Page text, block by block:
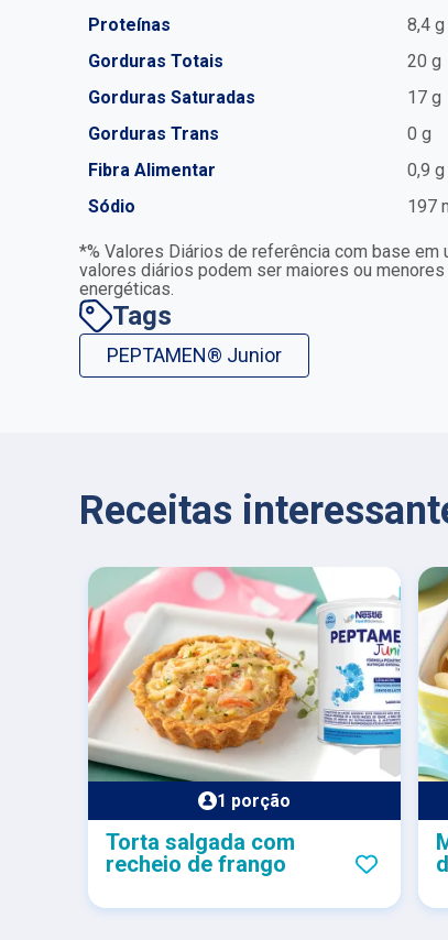
Proteínas
8,4 g
Gorduras Totais
20 g
Gorduras Saturadas
17 g
Gorduras Trans
0 g
Fibra Alimentar
0,9 g
Sódio
197
*% Valores Diários de referência com base em
valores diários podem ser maiores ou
energéticas.
Tags
PEPTAMEN® Junior
Receitas
1 porção
Torta salgada com
recheio de frango